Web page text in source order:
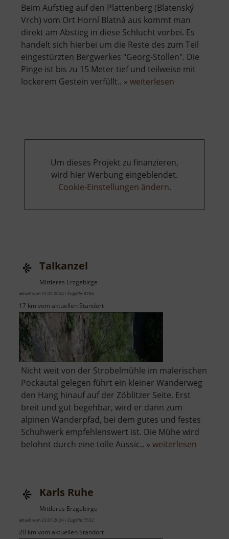
Beim Aufstieg auf den Plattenberg (Blatenský
Vrch) vom Ort Horní Blatná aus kommt man
direkt am Abstieg in diese Schlucht vorbei. Es
handelt sich hierbei um die Reste des zum Teil
eingestürzten Bergwerkes "Georg-Stollen". Die
Pinge ist bis zu 15 Meter tief und teilweise mit
lockerem Gestein verfüllt.. » weiterlesen
Um dieses Projekt zu finanzieren,
wird hier Werbung eingeblendet.
Cookie-Einstellungen ändern.
Talkanzel
Mittleres Erzgebirge
aktuell vom 23.07.2024 / Zugriffe: 8766
17 km vom aktuellen Standort
Nicht weit von der Strobelmühle im malerischen
Pockautal gelegen führt ein kleiner Wanderweg
den Hang hinauf auf der Zöblitzer Seite. Erst
breit und gut begehbar, wird er dann zum
alpinen Wanderpfad, bei dem gutes und festes
Schuhwerk empfehlenswert ist. Die Mühe wird
belohnt durch eine tolle Aussic.. » weiterlesen
Karls Ruhe
Mittleres Erzgebirge
aktuell vom 23.07.2024 / Zugriffe: 7552
20 km vom aktuellen Standort